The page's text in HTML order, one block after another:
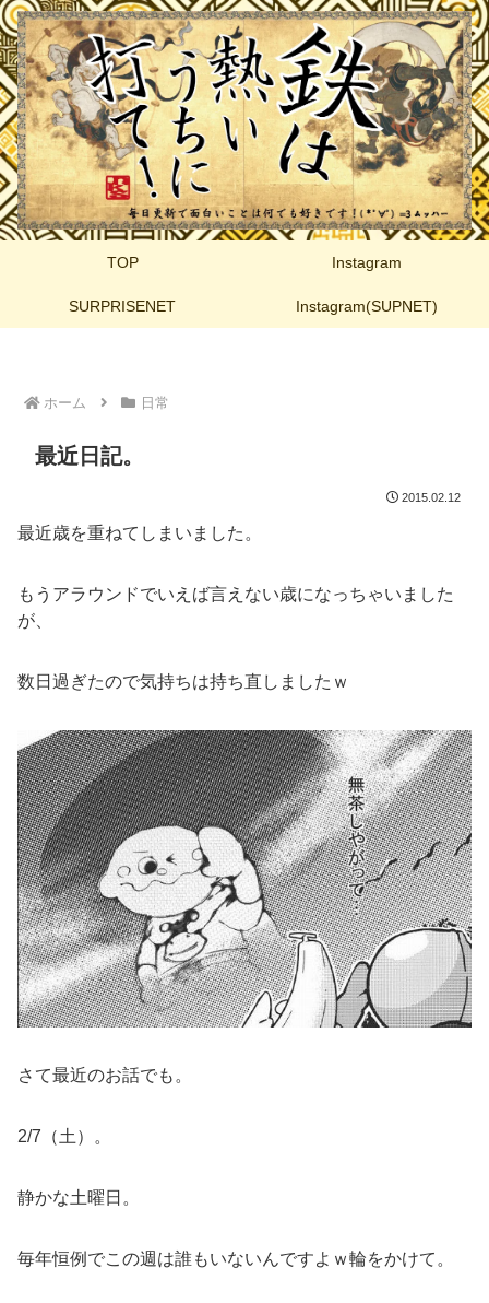
TOP Instagram
SURPRISENET Instagram(SUPNET)
ホーム 日常
最近日記。
2015.02.12
最近歳を重ねてしまいました。
もうアラウンドでいえば言えない歳になっちゃいました
が、
数日過ぎたので気持ちは持ち直しましたｗ
さて最近のお話でも。
2/7（土）。
静かな土曜日。
毎年恒例でこの週は誰もいないんですよｗ輪をかけて。